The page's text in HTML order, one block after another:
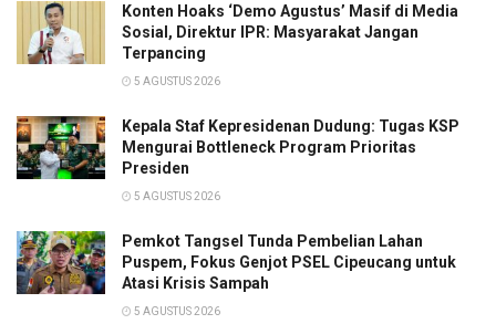
Konten Hoaks ‘Demo Agustus’ Masif di Media
Sosial, Direktur IPR: Masyarakat Jangan
Terpancing
5 AGUSTUS 2026
Kepala Staf Kepresidenan Dudung: Tugas KSP
Mengurai Bottleneck Program Prioritas
Presiden
5 AGUSTUS 2026
Pemkot Tangsel Tunda Pembelian Lahan
Puspem, Fokus Genjot PSEL Cipeucang untuk
Atasi Krisis Sampah
5 AGUSTUS 2026